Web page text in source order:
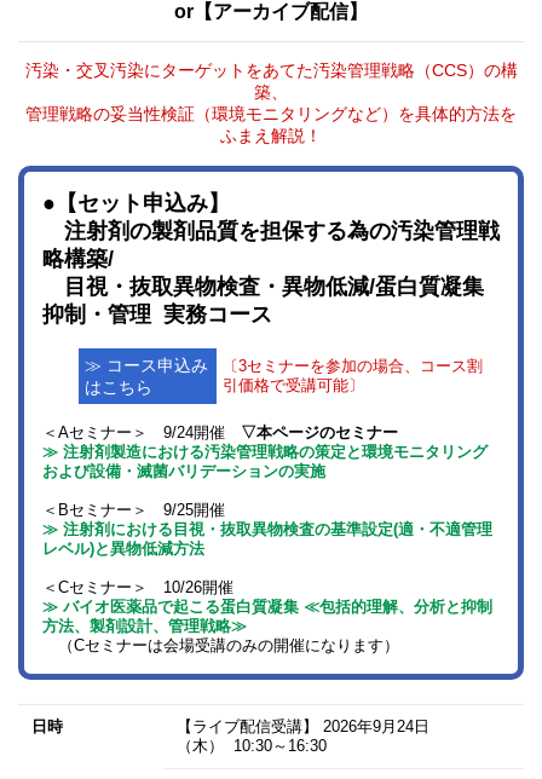
or【アーカイブ配信】
汚染・交叉汚染にターゲットをあてた汚染管理戦略（CCS）の構
築、
管理戦略の妥当性検証（環境モニタリングなど）を具体的方法を
ふまえ解説！
●【セット申込み】
注射剤の製剤品質を担保する為の汚染管理戦
略構築/
目視・抜取異物検査・異物低減/蛋白質凝集
抑制・管理 実務コース
≫ コース申込み
はこちら
〔3セミナーを参加の場合、コース割
引価格で受講可能〕
＜Aセミナー＞ 9/24開催
▽本ページのセミナー
≫ 注射剤製造における汚染管理戦略の策定と環境モニタリング
および設備・滅菌バリデーションの実施
＜Bセミナー＞ 9/25開催
≫ 注射剤における目視・抜取異物検査の基準設定(適・不適管理
レベル)と異物低減方法
＜Cセミナー＞ 10/26開催
≫ バイオ医薬品で起こる蛋白質凝集 ≪包括的理解、分析と抑制
方法、製剤設計、管理戦略≫
（Cセミナーは会場受講のみの開催になります ）
日時 【ライブ配信受講】 2026年9月24日
（木） 10:30～16:30